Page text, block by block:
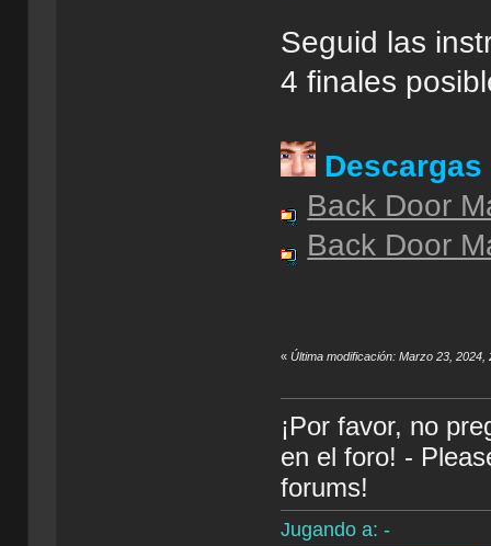
Seguid las
4 finales
Descargas
Back Door
Back Door
«Última modificación: Marzo 23, 2024,
¡Por favor, no
en el foro! -
forums!
Jugando a: -